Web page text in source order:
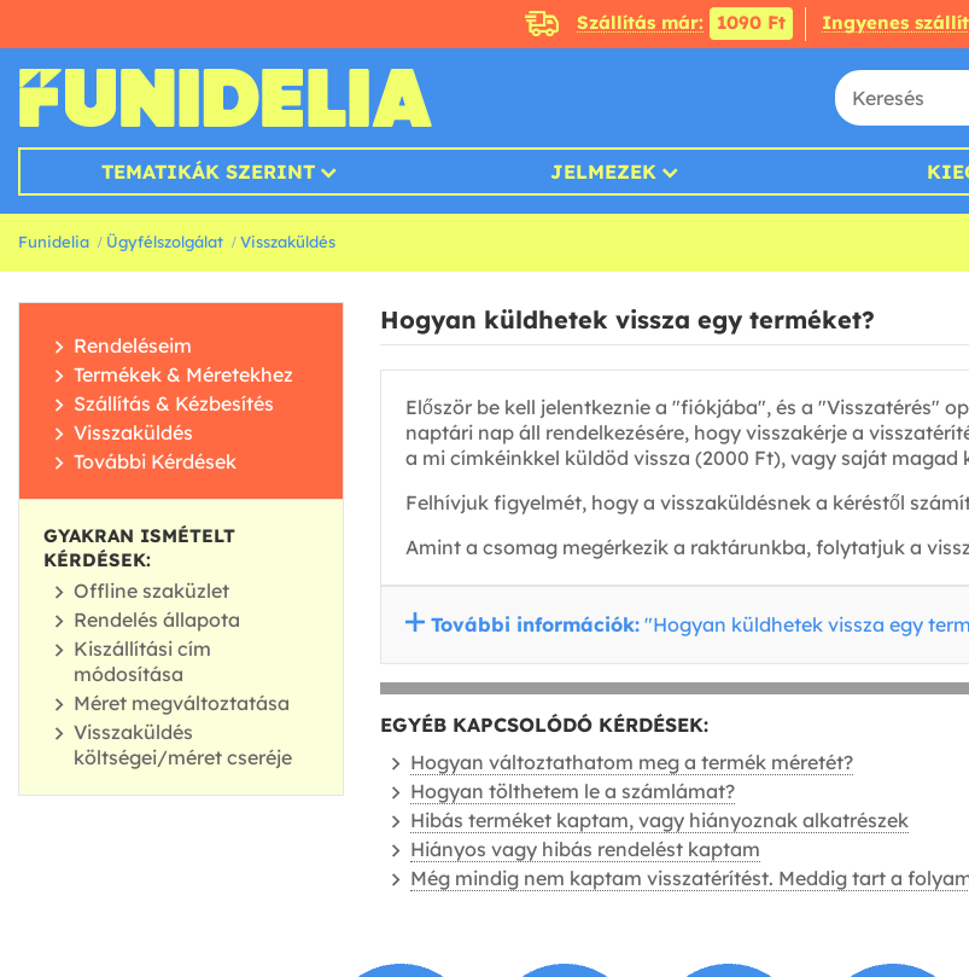
Szállítás már: 1090 Ft Ingyenes
TEMATIKÁK SZERINT JELMEZEK
Funidelia Ügyfélszolgálat Visszaküldés
Rendeléseim
Termékek & Méretekhez
Szállítás & Kézbesítés
Visszaküldés
További Kérdések
GYAKRAN ISMÉTELT
KÉRDÉSEK:
Offline szaküzlet
Rendelés állapota
Kiszállítási cím
módosítása
Méret megváltoztatása
Visszaküldés
költségei/méret cseréje
Hogyan küldhetek vissza egy terméket?
Először be kell jelentkeznie a "fiókjába", és a "Visszatérés"
naptári nap áll rendelkezésére, hogy visszakérje a
a mi címkéinkkel küldöd vissza (2000 Ft), vagy saját magad
Felhívjuk figyelmét, hogy a visszaküldésnek a kéréstől
Amint a csomag megérkezik a raktárunkba, folytatjuk a
További információk: "Hogyan küldhetek vissza egy
EGYÉB KAPCSOLÓDÓ KÉRDÉSEK:
Hogyan változtathatom meg a termék méretét?
Hogyan tölthetem le a számlámat?
Hibás terméket kaptam, vagy hiányoznak alkatrészek
Hiányos vagy hibás rendelést kaptam
Még mindig nem kaptam visszatérítést. Meddig tart a